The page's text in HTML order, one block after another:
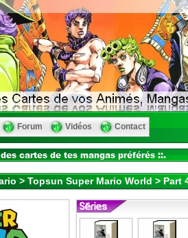
Forum Vidéos Contact
> Topsun Super Mario World > Part